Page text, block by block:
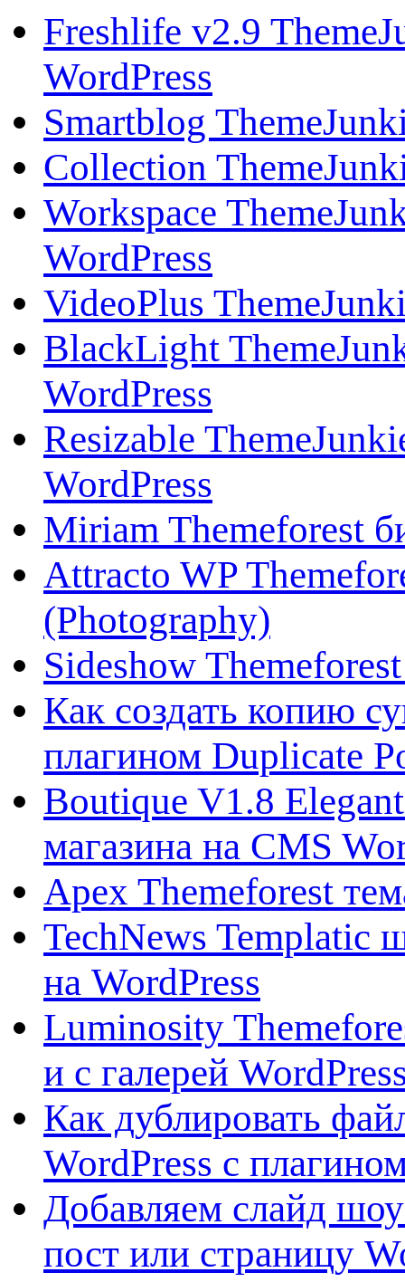
Freshlife v2.9
WordPress
Smartblog
Collection
Workspace
WordPress
VideoPlus
BlackLight
WordPress
Resizable
WordPress
Miriam Themeforest
Attracto WP
(Photography)
Sideshow
Как создать копию
плагином Duplicate
Boutique V1.8
магазина на CMS
Apex Themeforest
TechNews Templatic
на WordPress
Luminosity
и с галерей
Как дублировать
WordPress с
Добавляем слайд
пост или страницу